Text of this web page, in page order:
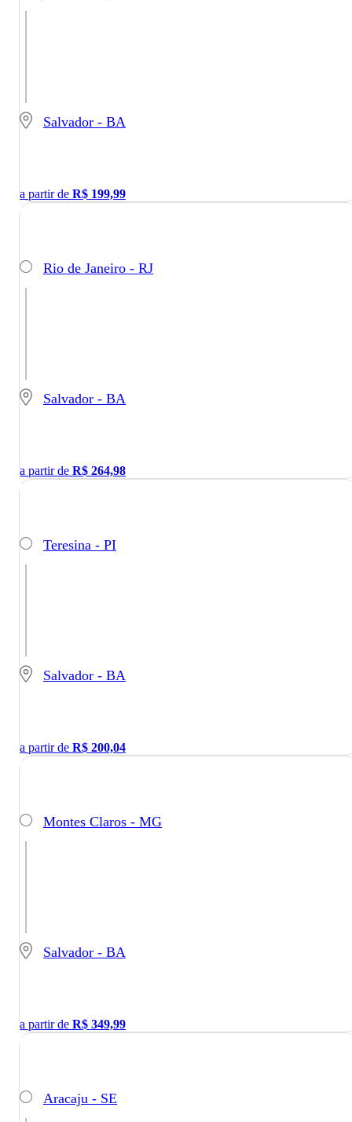
Salvador - BA
a partir de R$ 199,99
Rio de Janeiro - RJ
Salvador - BA
a partir de R$ 264,98
Teresina - PI
Salvador - BA
a partir de R$ 200,04
Montes Claros - MG
Salvador - BA
a partir de R$ 349,99
Aracaju - SE